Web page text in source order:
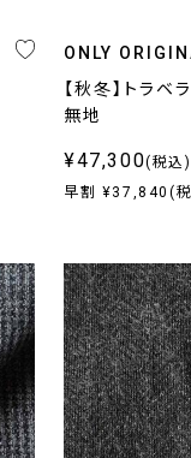
ONLY
【秋冬】トラ
無地
¥47,300(税込)
早割 ¥37,840(